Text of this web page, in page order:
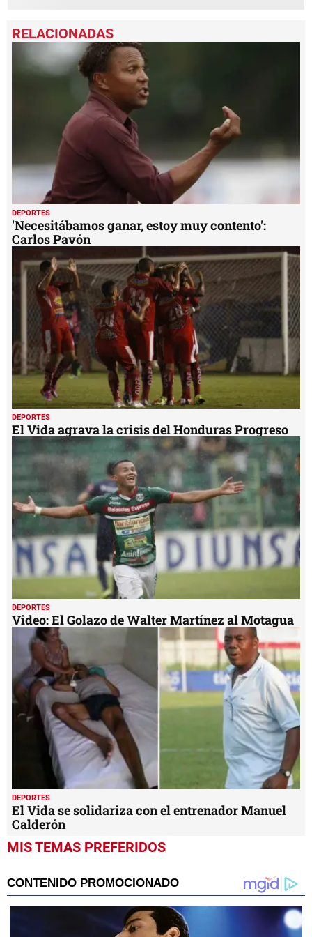
DEPORTES
'Necesitábamos ganar, estoy muy contento':
Carlos Pavón
DEPORTES
El Vida agrava la crisis del Honduras Progreso
DEPORTES
Video: El Golazo de Walter Martínez al Motagua
DEPORTES
El Vida se solidariza con el entrenador Manuel
Calderón
MIS TEMAS PREFERIDOS